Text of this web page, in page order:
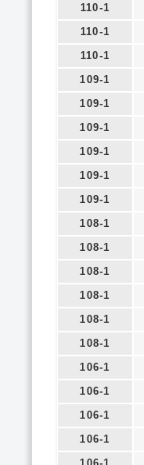
110-1
110-1
110-1
109-1
109-1
109-1
109-1
109-1
109-1
108-1
108-1
108-1
108-1
108-1
108-1
106-1
106-1
106-1
106-1